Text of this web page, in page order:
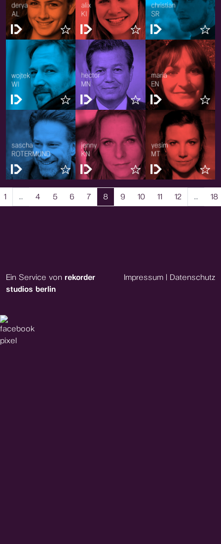
1 … 4 5 6 7 8 9 10 11 12 … 18
Ein Service von rekorder
studios berlin
Impressum | Datenschutz